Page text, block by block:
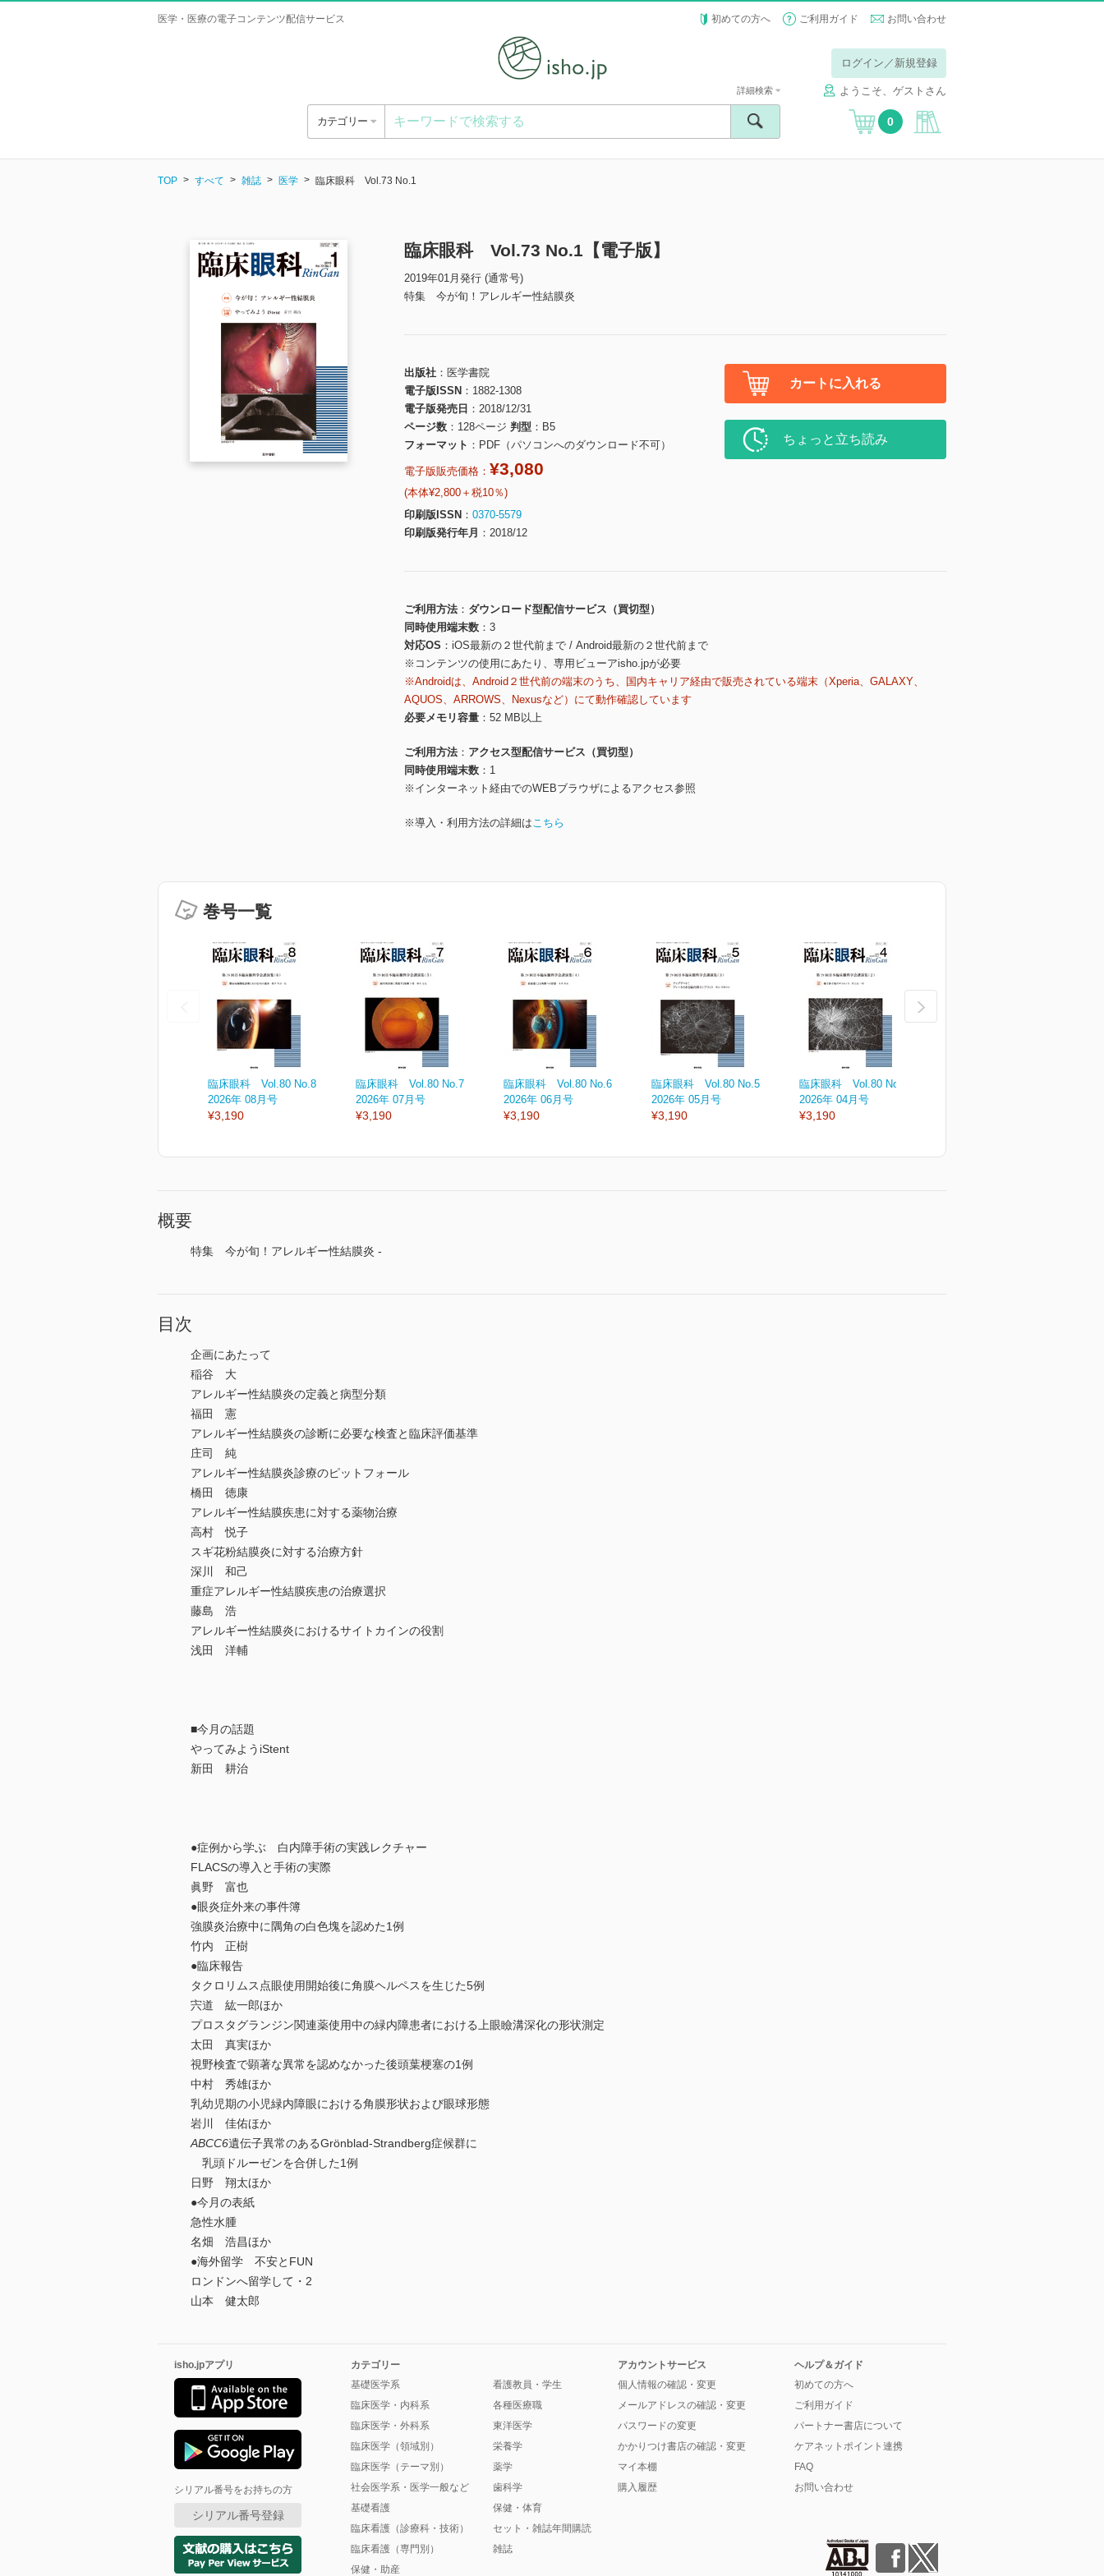
医学・医療の電子コンテンツ配信サービス 初めての方へ ご利用ガイド お問い合わせ
ログイン／新規登録
ようこそ、ゲストさん
カテゴリー
詳細検索
0
TOP すべて 雑誌 医学 臨床眼科 Vol.73 No.1
臨床眼科 Vol.73 No.1【電子版】
2019年01月発行 (通常号)
特集 今が旬！アレルギー性結膜炎
出版社
医学書院
電子版ISSN
1882-1308
電子版発売日
2018/12/31
ページ数
128ページ 判型
B5
フォーマット
PDF（パソコンへのダウンロード不可）
電子版販売価格： ¥3,080
(本体¥2,800＋税10％)
印刷版ISSN
0370-5579
印刷版発行年月
2018/12
カートに入れる
ちょっと立ち読み
ご利用方法
ダウンロード型配信サービス（買切型）
同時使用端末数
3
対応OS
iOS最新の２世代前まで / Android最新の２世代前まで
※コンテンツの使用にあたり、専用ビューアisho.jpが必要
※Androidは、Android２世代前の端末のうち、国内キャリア経由で販売されている端末（Xperia、GALAXY、
AQUOS、ARROWS、Nexusなど）にて動作確認しています
必要メモリ容量
52 MB以上
ご利用方法
アクセス型配信サービス（買切型）
同時使用端末数
1
※インターネット経由でのWEBブラウザによるアクセス参照
※導入・利用方法の詳細はこちら
巻号一覧
臨床眼科 Vol.80 No.8
2026年 08月号
¥3,190
臨床眼科 Vol.80 No.7
2026年 07月号
¥3,190
臨床眼科 Vol.80 No.6
2026年 06月号
¥3,190
臨床眼科 Vol.80 No.5
2026年 05月号
¥3,190
臨床眼科 Vol.80 No.4
2026年 04月号
¥3,190
概要
特集 今が旬！アレルギー性結膜炎 -
目次
企画にあたって
稲谷 大
アレルギー性結膜炎の定義と病型分類
福田 憲
アレルギー性結膜炎の診断に必要な検査と臨床評価基準
庄司 純
アレルギー性結膜炎診療のピットフォール
橋田 徳康
アレルギー性結膜疾患に対する薬物治療
高村 悦子
スギ花粉結膜炎に対する治療方針
深川 和己
重症アレルギー性結膜疾患の治療選択
藤島 浩
アレルギー性結膜炎におけるサイトカインの役割
浅田 洋輔
■今月の話題
やってみようiStent
新田 耕治
●症例から学ぶ 白内障手術の実践レクチャー
FLACSの導入と手術の実際
眞野 富也
●眼炎症外来の事件簿
強膜炎治療中に隅角の白色塊を認めた1例
竹内 正樹
●臨床報告
タクロリムス点眼使用開始後に角膜ヘルペスを生じた5例
宍道 紘一郎ほか
プロスタグランジン関連薬使用中の緑内障患者における上眼瞼溝深化の形状測定
太田 真実ほか
視野検査で顕著な異常を認めなかった後頭葉梗塞の1例
中村 秀雄ほか
乳幼児期の小児緑内障眼における角膜形状および眼球形態
岩川 佳佑ほか
ABCC6遺伝子異常のあるGrönblad-Strandberg症候群に
乳頭ドルーゼンを合併した1例
日野 翔太ほか
●今月の表紙
急性水腫
名畑 浩昌ほか
●海外留学 不安とFUN
ロンドンへ留学して・2
山本 健太郎
isho.jpアプリ
シリアル番号をお持ちの方
シリアル番号登録
カテゴリー
基礎医学系
臨床医学・内科系
臨床医学・外科系
臨床医学（領域別）
臨床医学（テーマ別）
社会医学系・医学一般など
基礎看護
臨床看護（診療科・技術）
臨床看護（専門別）
保健・助産
看護教員・学生
各種医療職
東洋医学
栄養学
薬学
歯科学
保健・体育
セット・雑誌年間購読
雑誌
アカウントサービス
個人情報の確認・変更
メールアドレスの確認・変更
パスワードの変更
かかりつけ書店の確認・変更
マイ本棚
購入履歴
ヘルプ＆ガイド
初めての方へ
ご利用ガイド
パートナー書店について
ケアネットポイント連携
FAQ
お問い合わせ